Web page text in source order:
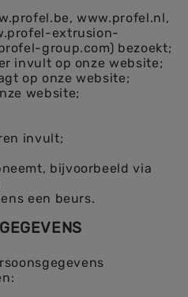
www.profel.nl,
extrusion-
group.com) bezoekt;
invult op onze website;
op onze website;
website;
invult;
bijvoorbeeld via
een beurs.